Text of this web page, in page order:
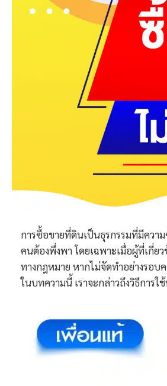
การซื้อขายที่ดินเป็นธุรกรรมที่มีควา
คนต้องพึ่งพา โดยเฉพาะเมื่อผู้ที่เกี่ย
ทางกฎหมาย หากไม่จัดทำอย่างรอ
ในบทความนี้ เราจะกล่าวถึงวิธีกา